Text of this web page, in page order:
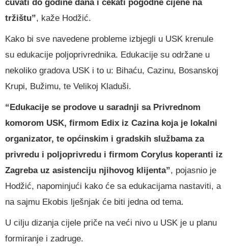
čuvati do godine dana i čekati pogodne cijene na
tržištu”, kaže Hodžić.
Kako bi sve navedene probleme izbjegli u USK krenule
su edukacije poljoprivrednika. Edukacije su održane u
nekoliko gradova USK i to u: Bihaću, Cazinu, Bosanskoj
Krupi, Bužimu, te Velikoj Kladuši.
“Edukacije se prodove u saradnji sa Privrednom
komorom USK, firmom Edix iz Cazina koja je lokalni
organizator, te općinskim i gradskih službama za
privredu i poljoprivredu i firmom Corylus koperanti iz
Zagreba uz asistenciju njihovog klijenta”, pojasnio je
Hodžić, napominjući kako će sa edukacijama nastaviti, a
na sajmu Ekobis lješnjak će biti jedna od tema.
U cilju dizanja cijele priče na veći nivo u USK je u planu
formiranje i zadruge.